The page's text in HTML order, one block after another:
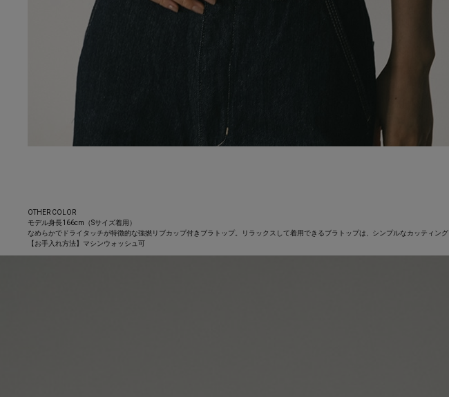
OTHER COLOR
モデル身長166cm（Sサイズ着用）
なめらかでドライタッチが特徴的な強撚リブカップ付きブラトップ。リラックスして着用できるブラトップは、シンプルなカッティン
【お手入れ方法】マシンウォッシュ可